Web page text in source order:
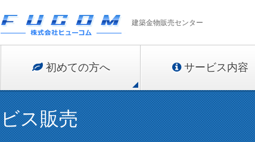
建築金物販売センター
初めての方へ サービス内容
ビス販売